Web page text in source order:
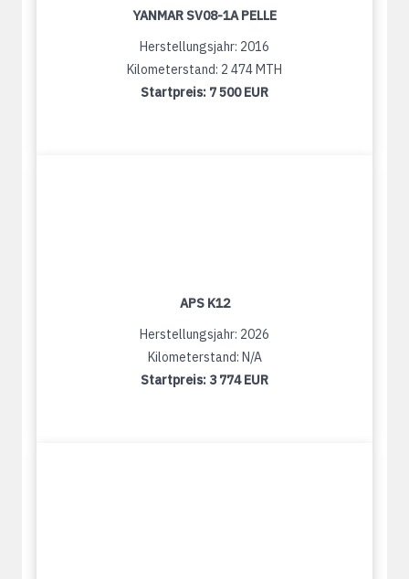
YANMAR SV08-1A PELLE
Herstellungsjahr: 2016
Kilometerstand: 2 474 MTH
Startpreis: 7 500 EUR
APS K12
Herstellungsjahr: 2026
Kilometerstand: N/A
Startpreis: 3 774 EUR